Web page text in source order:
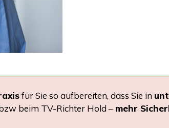
für Sie so auf­be­rei­ten, dass Sie in
beim TV-Rich­ter Hold ‒ mehr